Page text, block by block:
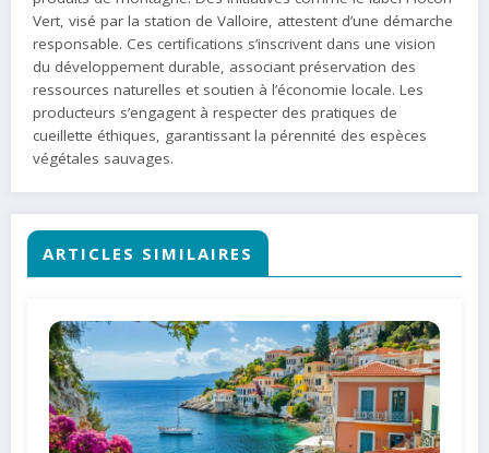
Vert, visé par la station de Valloire, attestent d’une démarche
responsable. Ces certifications s’inscrivent dans une vision
du développement durable, associant préservation des
ressources naturelles et soutien à l’économie locale. Les
producteurs s’engagent à respecter des pratiques de
cueillette éthiques, garantissant la pérennité des espèces
végétales sauvages.
ARTICLES SIMILAIRES